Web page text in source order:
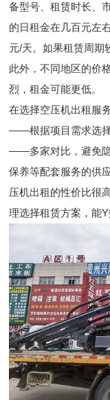
备型号、租赁时长、
的日租金在几百元左
元/天。如果租赁周期
此外，不同地区的价
烈，租金可能更低。
在选择空压机出租服
——根据项目需求选
——多家对比，避免
保养等配套服务的供
压机出租的性价比很
理选择租赁方案，能